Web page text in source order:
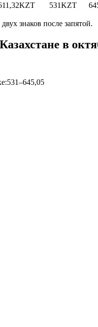
KZT 531KZT
знаков после запятой.
в
:531–645,05